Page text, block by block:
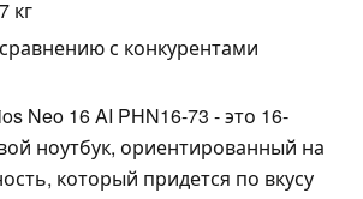
кг
с конкурентами
Neo 16 AI PHN16-73 - это 16-
ноутбук, ориентированный на
который придется по вкусу